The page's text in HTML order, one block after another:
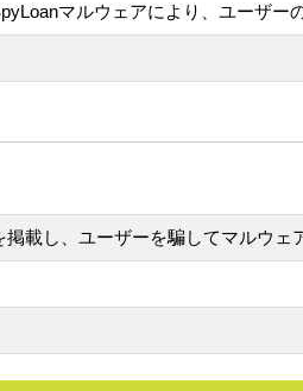
マルウェアにより、ユーザー
載し、ユーザーを騙してマルウェ